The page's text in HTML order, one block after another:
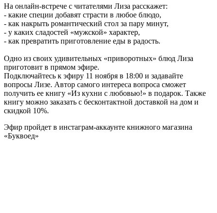
На онлайн-встрече с читателями Лиза расскажет:
- какие специи добавят страсти в любое блюдо,
- как накрыть романтический стол за пару минут,
- у каких сладостей «мужской» характер,
- как превратить приготовление еды в радость.
Одно из своих удивительных «приворотных» блюд Лиза
приготовит в прямом эфире.
Подключайтесь к эфиру 11 ноября в 18:00 и задавайте
вопросы Лизе. Автор самого интереса вопроса сможет
получить ее книгу «Из кухни с любовью!» в подарок. Также
книгу можно заказать с бесконтактной доставкой на дом и
скидкой 10%.
Эфир пройдет в инстаграм-аккаунте книжного магазина
«Буквоед»